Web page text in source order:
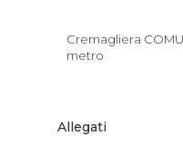
Cremagliera
metro
Allegati